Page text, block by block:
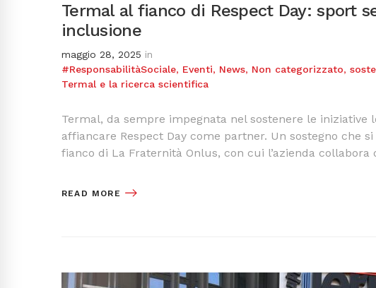
Termal al fianco di Respect Day: sport
inclusione
maggio 28, 2025 in
#ResponsabilitàSociale, Eventi, News, Non categorizzato,
Termal e la ricerca scientifica
Termal, da sempre impegnata nel sostenere le
affiancare Respect Day come partner. Un sostegno che
fianco di La Fraternità Onlus, con cui l’azienda
READ MORE